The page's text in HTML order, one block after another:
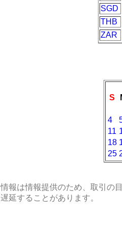
SGD
THB
ZAR
S
4
11
18
25
情報は情報提供のため、取引の
遅延することがあります。